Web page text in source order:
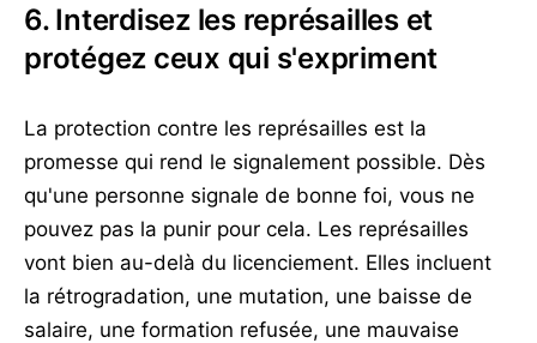
6. Interdisez les représailles et
protégez ceux qui s'expriment
La protection contre les représailles est la
promesse qui rend le signalement possible. Dès
qu'une personne signale de bonne foi, vous ne
pouvez pas la punir pour cela. Les représailles
vont bien au-delà du licenciement. Elles incluent
la rétrogradation, une mutation, une baisse de
salaire, une formation refusée, une mauvaise